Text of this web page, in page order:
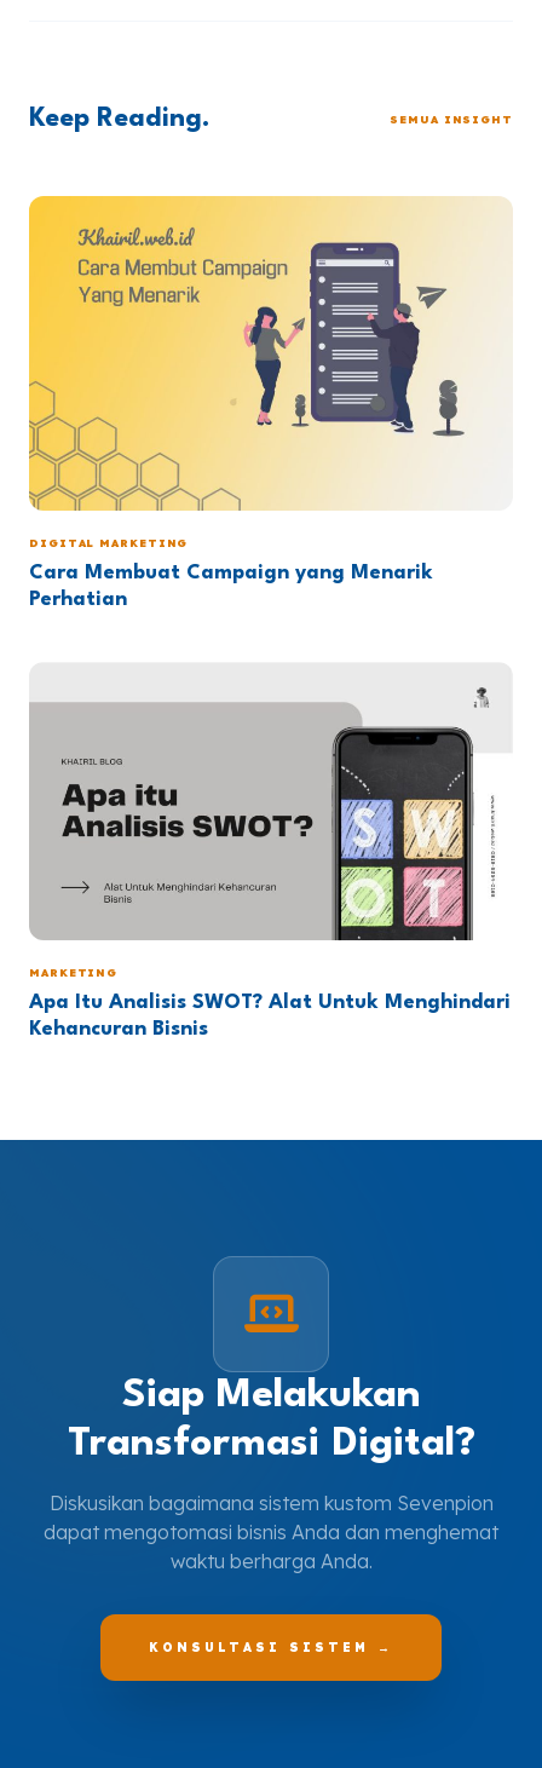
Keep Reading. SEMUA INSIGHT
DIGITAL MARKETING
Cara Membuat Campaign yang Menarik
Perhatian
MARKETING
Apa Itu Analisis SWOT? Alat Untuk Menghindari
Kehancuran Bisnis
Siap Melakukan
Transformasi Digital?
Diskusikan bagaimana sistem kustom Sevenpion
dapat mengotomasi bisnis Anda dan menghemat
waktu berharga Anda.
KONSULTASI SISTEM →